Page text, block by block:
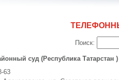
Поиск:
суд (Республика Татарстан )
63